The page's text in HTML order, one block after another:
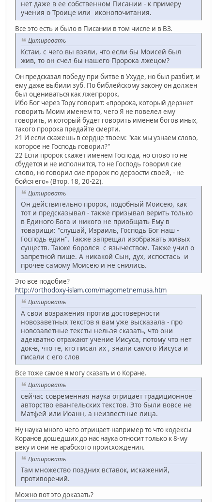
нет даже в ее собственном Писании - к примеру
учения о Троице или иконопочитания.
Все это есть и было в Писании в том числе и в ВЗ.
Цитировать
Кстаи, с чего вы взяли, что если бы Моисей был
жив, то он счел бы нашего Пророка лжецом?
Он предсказал победу при битве в Ухуде, но был разбит, и
ему даже выбили зуб. По библейскому закону он должен
был оцениваться как лжепророк.
Ибо Бог через Тору говорит: «пророка, который дерзнет
говорить Моим именем то, чего Я не повелел ему
говорить, и который будет говорить именем богов иных,
такого пророка предайте смерти.
21 И если скажешь в сердце твоем: "как мы узнаем слово,
которое не Господь говорил?"
22 Если пророк скажет именем Господа, но слово то не
сбудется и не исполнится, то не Господь говорил сие
слово, но говорил сие пророк по дерзости своей, - не
бойся его» (Втор. 18, 20-22).
Цитировать
Он действительно пророк, подобный Моисею, как
тот и предсказывал - также призывал верить только
в Единого Бога и никого не приобщать Ему в
товарищи: "слушай, Израиль, Господь Бог наш -
Господь един". Также запрещал изображать живых
существ. Также боролся с язычеством. Также учил о
запретной пище. А никакой Сын, дух, испостась и
прочее самому Моисею и не снились.
Это все подобие?
http://orthodoxy-islam.com/magometnemusa.htm
Цитировать
А свои возражения против достоверности
новозаветных текстов я вам уже высказала - про
новозаветные тексты нельзя сказать, что они
адекватно отражают учение Иисуса, потому что нет
док-в, что те, кто писал их , знали самого Иисуса и
писали с его слов
Все тоже самое я могу сказать и о Коране.
Цитировать
сейчас современная наука отрицает традиционное
авторство евангельских текстов. Это были вовсе не
Матфей или Иоанн, а неизвестные лица.
Ну наука много чего отрицает-например то что кодексы
Коранов дошедших до нас наука относит только к 8-му
веку и они не арабского происхождения.
Цитировать
Там множество поздних вставок, искажений,
противоречий.
Можно вот это доказать?